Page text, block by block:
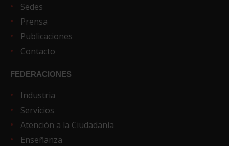
Sedes
Prensa
Publicaciones
Contacto
FEDERACIONES
Industria
Servicios
Atención a la Ciudadanía
Enseñanza